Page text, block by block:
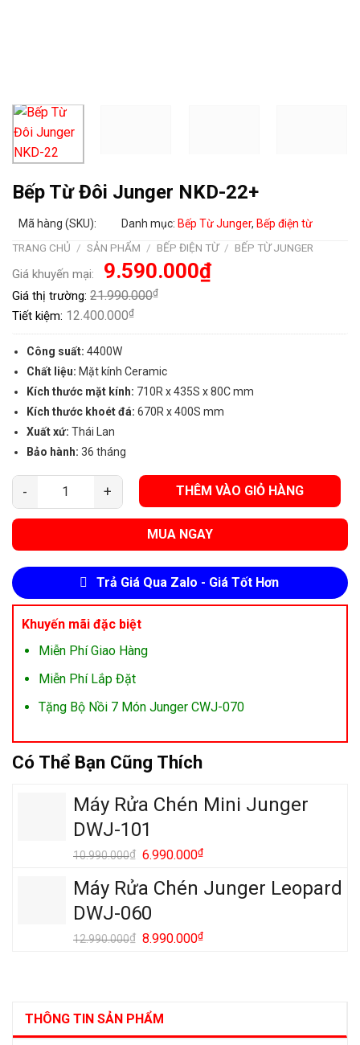
Bếp Từ Đôi Junger NKD-22+
Mã hàng (SKU): Danh mục: Bếp Từ Junger, Bếp điện từ
TRANG CHỦ / SẢN PHẨM / BẾP ĐIỆN TỪ / BẾP TỪ JUNGER
Giá khuyến mại:
Giá
gốc
là:
21.990.000₫.
9.590.000₫Giá
Giá thị trường: 21.990.000₫
Tiết kiệm: 12.400.000₫
Công suất: 4400W
Chất liệu: Mặt kính Ceramic
Kích thước mặt kính: 710R x 435S x 80C mm
Kích thước khoét đá: 670R x 400S mm
Xuất xứ: Thái Lan
Bảo hành: 36 tháng
Bếp Từ Đôi Junger NKD-22+ số lượng
THÊM VÀO GIỎ HÀNG
MUA NGAY
Trả Giá Qua Zalo - Giá Tốt Hơn
Khuyến mãi đặc biệt
Miễn Phí Giao Hàng
Miễn Phí Lắp Đặt
Tặng Bộ Nồi 7 Món Junger CWJ-070
Có Thể Bạn Cũng Thích
Máy Rửa Chén Mini Junger
DWJ-101
10.990.000₫ Giá
là:
10.990.000₫.
6.990.000₫Giá
tại
Máy Rửa Chén Junger Leopard
DWJ-060
12.990.000₫ Giá
8.990.000₫Giá
THÔNG TIN SẢN PHẨM